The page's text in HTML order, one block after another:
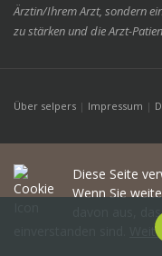
Ärztin/Ihrem Arzt, sondern
zu stärken und die Arzt-
Über selpers | Impressum |
Diese Seite
Wenn Sie
davon aus,